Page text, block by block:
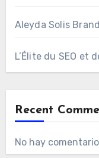
Aleyda Solis
L’Élite du SEO et
Recent
No hay